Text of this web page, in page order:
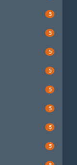
5
5
5
5
5
5
5
5